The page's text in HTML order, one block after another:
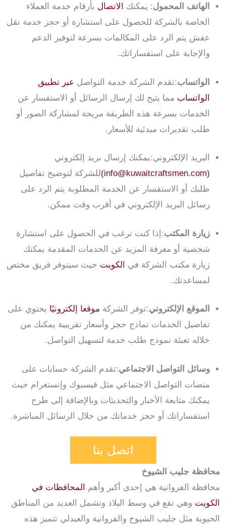
الهاتف المحمول: يمكنك الاتصال بأرقام خدمة العملاء
الخاصة بالشركة للحصول على استشارة أو حجز خدمة نقل
عفش يتم الرد على المكالمات بسرعة لتوفير الدعم
والإجابة على استفساراتك.
الواتساب:تقدم الشركة خدمة التواصل عبر تطبيق
الواتساب مما يتيح لك إرسال الرسائل أو الاستفسار عن
الخدمات بسرعة هذه الطريقة مريحة لمشاركة الصور أو
طلب تقديرات مبدئية للأسعار.
البريد الإلكتروني:يمكنك إرسال بريد إلكتروني
(info@kuwaitcraftsmen.com)
للشركة لتوضيح تفاصيل
طلبك أو الاستفسار عن الخدمة المطلوبة يتم الرد على
رسائل البريد الإلكتروني في أقرب وقت ممكن.
زيارة المكتب:إذا كنت ترغب في الحصول على استشارة
شخصية أو معرفة المزيد عن الخدمات المقدمة يمكنك
زيارة مكتب الشركة في الكويت حيث سيتوفر فريق مختص
لمساعدتك.
الموقع الإلكتروني:توفر الشركة موقعا إلكترونيًا يحتوي على
تفاصيل الخدمات نماذج حجز وأسعار تقريبية يمكنك من
خلاله تعبئة نموذج طلب خدمة لتسهيل التواصل.
وسائل التواصل الاجتماعي:تقدم الشركة حسابات على
منصات التواصل الاجتماعي مثل فيسبوك وإنستغرام حيث
يمكنك متابعة الأخبار والتحديثات وبالإضافة إلى طرح
استفساراتك أو حجز خدماتك من خلال الرسائل المباشرة.
اتصل بنا
محافظة جليب الشيوخ
محافظة الفروانية هي إحدى أكبر وأهم المحافظات في
الكويت وهي تقع في وسط البلاد وتشمل العديد من المناطق
الحيوية مثل جليب الشيوخ والفروانية والعبدلي تتميز هذه